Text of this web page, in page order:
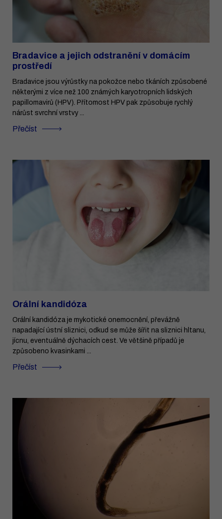
Bradavice a jejich odstranění v domácím
prostředí
Bradavice jsou výrůstky na pokožce nebo tkáních způsobené
některými z více než 100 známých karyotropních lidských
papillomavirů (HPV). Přítomost HPV pak způsobuje rychlý
nárůst svrchní vrstvy ...
Přečíst
Orální kandidóza
Orální kandidóza je mykotické onemocnění, převážně
napadající ústní sliznici, odkud se může šířit na sliznici hltanu,
jícnu, eventuálně dýchacích cest. Ve většině případů je
způsobeno kvasinkami ...
Přečíst